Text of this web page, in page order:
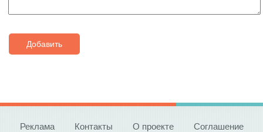
Добавить
Реклама Контакты О проекте Соглашение